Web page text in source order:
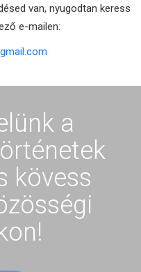
van, nyugodtan keress
e-mailen:
a
kövess